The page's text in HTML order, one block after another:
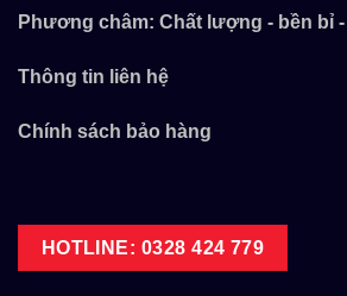
Phương châm: Chất lượng - bền bỉ -
Thông tin liên hệ
Chính sách bảo hàng
HOTLINE: 0328 424 779